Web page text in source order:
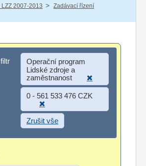
LZZ 2007-2013 / Zadávací řízení
Operační program
Lidské zdroje a
zaměstnanost
0 - 561 533 476 CZK
Zrušit vše